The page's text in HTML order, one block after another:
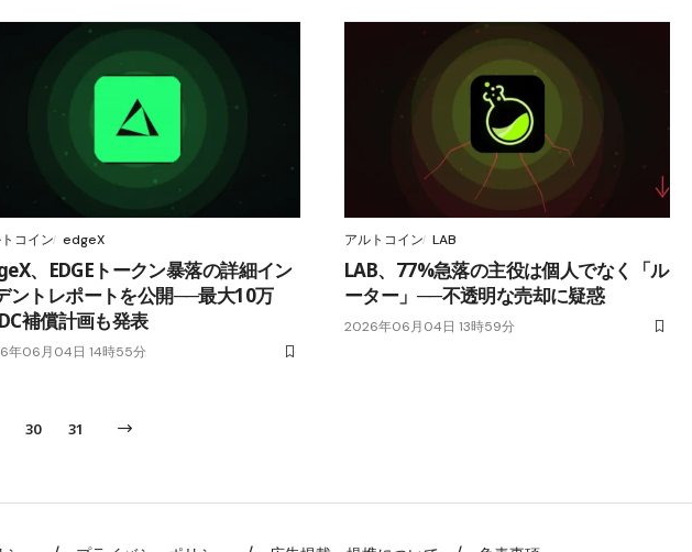
コイン edgeX
、EDGEトークン暴落の詳細イン
ントレポートを公開──最大10万
補償計画も発表
年06月04日 14時55分
アルトコイン LAB
LAB、77%急落の主役は個人でなく「ル
ーター」──不透明な売却に疑惑
2026年06月04日 13時59分
30 31